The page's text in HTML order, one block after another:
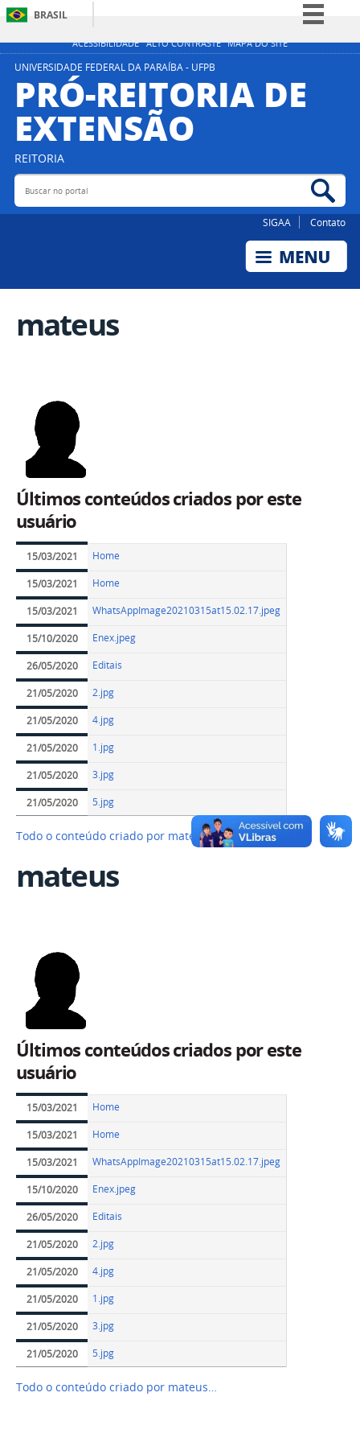
ACESSIBILIDADE ALTO CONTRASTE MAPA DO SITE
BRASIL
Simplifique!
Participe
UNIVERSIDADE FEDERAL DA PARAÍBA - UFPB
PRÓ-REITORIA DE
EXTENSÃO
REITORIA
Buscar no portal
SIGAA Contato
mateus
Últimos conteúdos criados por este
usuário
15/03/2021 Home
15/03/2021 Home
15/03/2021 WhatsAppImage20210315at15.02.17.jpeg
15/10/2020 Enex.jpeg
26/05/2020 Editais
21/05/2020 2.jpg
21/05/2020 4.jpg
21/05/2020 1.jpg
21/05/2020 3.jpg
21/05/2020 5.jpg
Todo o conteúdo criado por mateus…
mateus
Últimos conteúdos criados por este
usuário
15/03/2021 Home
15/03/2021 Home
15/03/2021 WhatsAppImage20210315at15.02.17.jpeg
15/10/2020 Enex.jpeg
26/05/2020 Editais
21/05/2020 2.jpg
21/05/2020 4.jpg
21/05/2020 1.jpg
21/05/2020 3.jpg
21/05/2020 5.jpg
Todo o conteúdo criado por mateus…